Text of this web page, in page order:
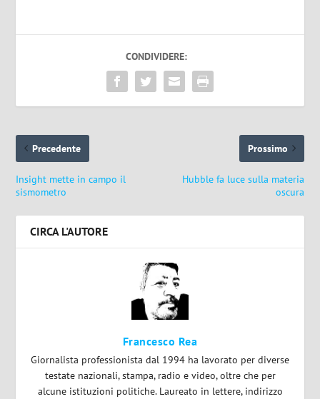
CONDIVIDERE:
Precedente
Insight mette in campo il
sismometro
Prossimo
Hubble fa luce sulla materia
oscura
CIRCA L'AUTORE
Francesco Rea
Giornalista professionista dal 1994 ha lavorato per diverse
testate nazionali, stampa, radio e video, oltre che per
alcune istituzioni politiche. Laureato in lettere, indirizzo